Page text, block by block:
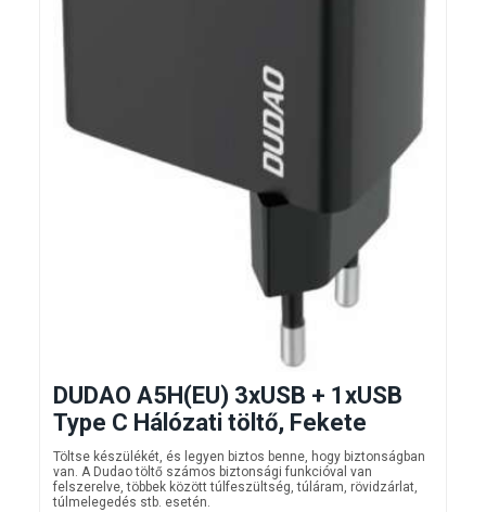
DUDAO A5H(EU) 3xUSB + 1xUSB
Type C Hálózati töltő, Fekete
Töltse készülékét, és legyen biztos benne, hogy biztonságban
van. A Dudao töltő számos biztonsági funkcióval van
felszerelve, többek között túlfeszültség, túláram, rövidzárlat,
túlmelegedés stb. esetén.